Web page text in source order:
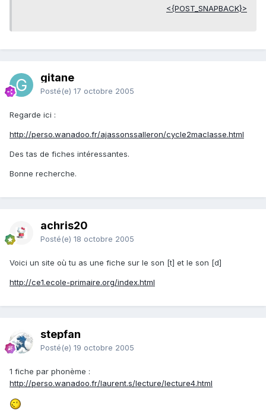
<{POST_SNAPBACK}>
gitane
Posté(e) 17 octobre 2005
Regarde ici :
http://perso.wanadoo.fr/ajassonssalleron/cycle2maclasse.html
Des tas de fiches intéressantes.
Bonne recherche.
achris20
Posté(e) 18 octobre 2005
Voici un site où tu as une fiche sur le son [t] et le son [d]
http://ce1.ecole-primaire.org/index.html
stepfan
Posté(e) 19 octobre 2005
1 fiche par phonème :
http://perso.wanadoo.fr/laurent.s/lecture/lecture4.html